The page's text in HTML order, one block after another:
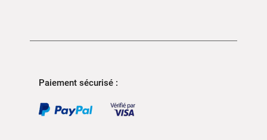
Paiement sécurisé :